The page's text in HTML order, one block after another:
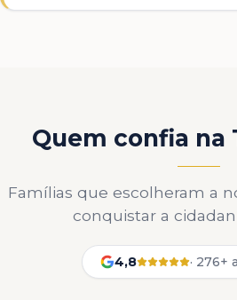
Quem confia na
Famílias que escolheram a
conquistar a
4,8 · 276+